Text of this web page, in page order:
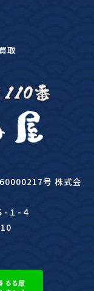
取
号 株式会
-１-４